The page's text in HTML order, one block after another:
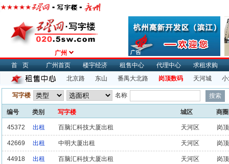
广州
首页
广州首页 楼宇经济 租售中心 代理中心
求租求购
北京路
东山 番禺大北路 岗顶数码 天河城
写字楼 名称
编号 类别 写字楼 城区 商圈
45372 出租 百脑汇科技大厦出租 天河区 岗
42669 出租 中明大厦出租 天河区 岗
44918 出租 百脑汇科技大厦出租 天河区 岗